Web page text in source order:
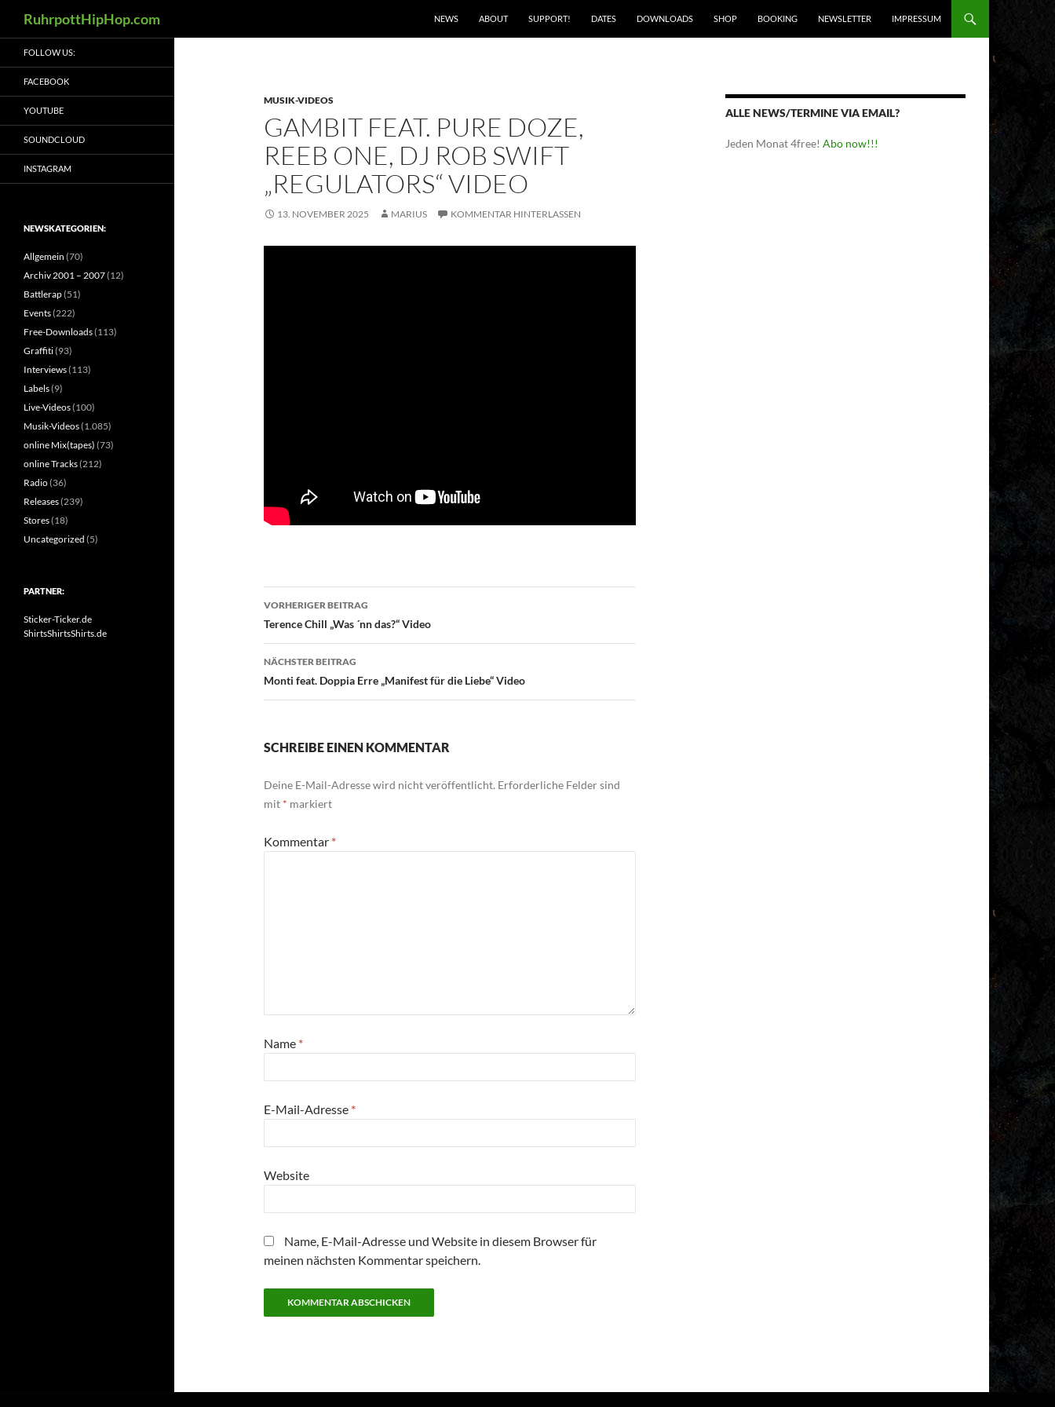
Inhalt
springen
RuhrpottHipHop.com NEWS ABOUT SUPPORT! DATES DOWNLOADS SHOP BOOKING NEWSLETTER IMPRESSUM
MUSIK-VIDEOS
GAMBIT FEAT. PURE DOZE,
REEB ONE, DJ ROB SWIFT
„REGULATORS“ VIDEO
13. NOVEMBER 2025 MARIUS KOMMENTAR HINTERLASSEN
Beitragsnavigation
VORHERIGER BEITRAG
Terence Chill „Was ´nn das?“ Video
NÄCHSTER BEITRAG
Monti feat. Doppia Erre „Manifest für die Liebe“ Video
SCHREIBE EINEN KOMMENTAR
Deine E-Mail-Adresse wird nicht veröffentlicht. Erforderliche Felder sind
mit * markiert
Kommentar *
Name *
E-Mail-Adresse *
Website
Name, E-Mail-Adresse und Website in diesem Browser für
meinen nächsten Kommentar speichern.
ALLE NEWS/TERMINE VIA EMAIL?
Jeden Monat 4free! Abo now!!!
FOLLOW US:
FACEBOOK
YOUTUBE
SOUNDCLOUD
INSTAGRAM
NEWSKATEGORIEN:
Allgemein (70)
Archiv 2001 – 2007(12)
Battlerap(51)
Events(222)
Free-Downloads(113)
Graffiti(93)
Interviews(113)
Labels(9)
Live-Videos(100)
Musik-Videos(1.085)
online Mix(tapes) (73)
online Tracks(212)
Radio(36)
Releases(239)
Stores(18)
Uncategorized (5)
PARTNER:
Sticker-Ticker.de
ShirtsShirtsShirts.de